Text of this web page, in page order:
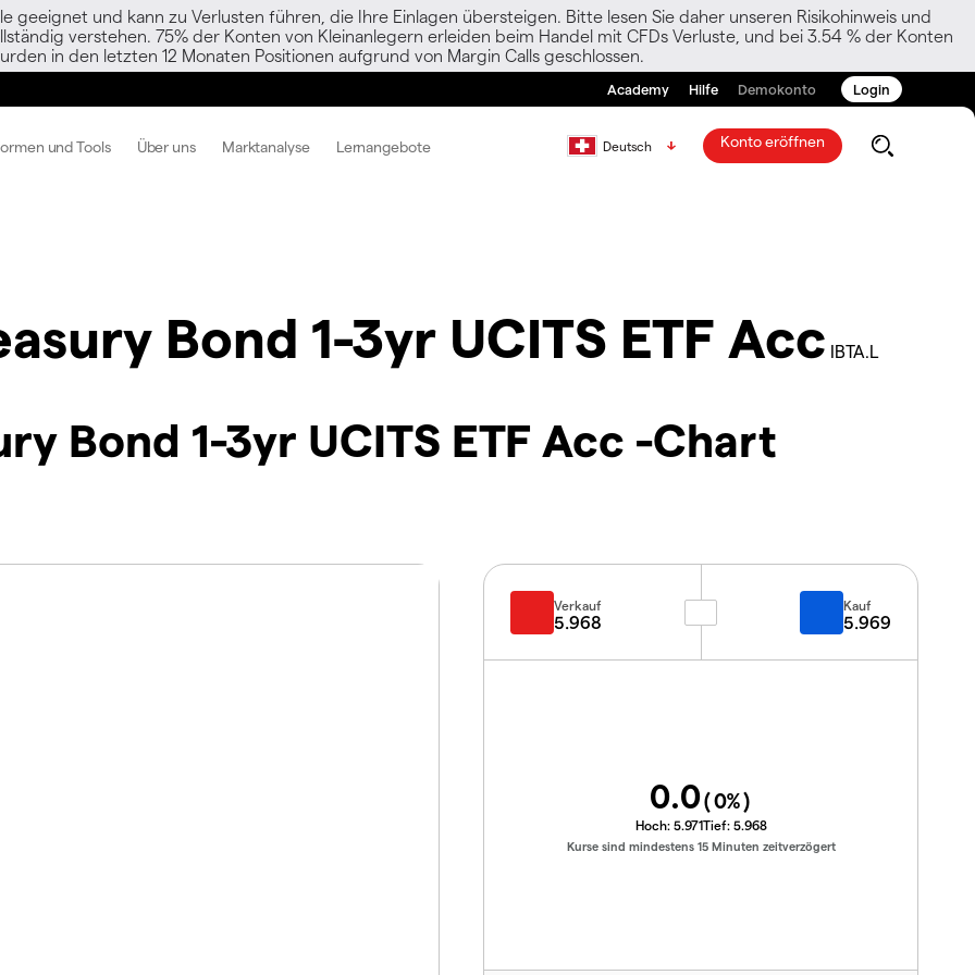
geeignet und kann zu Verlusten führen, die Ihre Einlagen übersteigen. Bitte lesen Sie daher unseren Risikohinweis und
verstehen. 75% der Konten von Kleinanlegern erleiden beim Handel mit CFDs Verluste, und bei 3.54 % der Konten
in den letzten 12 Monaten Positionen aufgrund von Margin Calls geschlossen.
Academy Hilfe Demokonto Login
und Tools Über uns Marktanalyse Lernangebote Deutsch Konto eröffnen
Bond 1-3yr UCITS ETF Acc IBTA.L
Bond 1-3yr UCITS ETF Acc -Chart
Verkauf
5.968
Kauf
5.969
0.0(0%)
Hoch: 5.971Tief: 5.968
Kurse sind mindestens 15 Minuten zeitverzögert